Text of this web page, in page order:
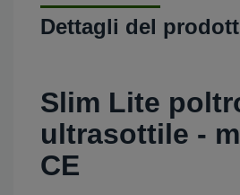
Dettagli del
Slim Lite
ultrasottile -
CE